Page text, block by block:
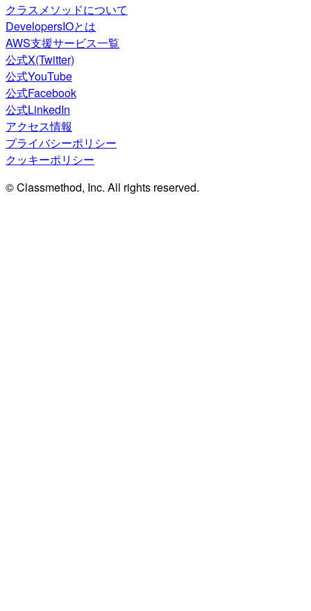
クラスメソッドについて
DevelopersIOとは
AWS支援サービス一覧
公式X(Twitter)
公式YouTube
公式Facebook
公式LinkedIn
アクセス情報
プライバシーポリシー
クッキーポリシー
© Classmethod, Inc. All rights reserved.